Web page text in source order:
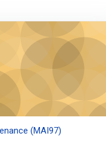
(MAI97)
(MAI97)